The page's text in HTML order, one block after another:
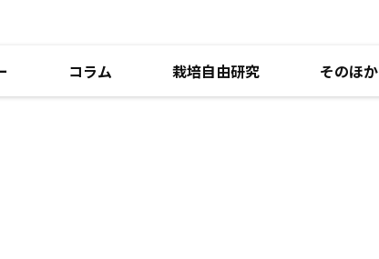
コラム 栽培自由研究 そのほか